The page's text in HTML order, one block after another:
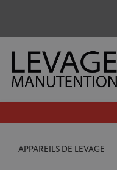
APPAREILS DE LEVAGE